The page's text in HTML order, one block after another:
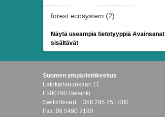
forest ecosystem (2)
Näytä useampia tietotyyppiä Avainsanat
sisältävät
Suomen ympäristökeskus
Latokartanonkaari 11
FI-00790 Helsinki
Switchboard: +358 295 251 000
Fax: 09 5490 2190